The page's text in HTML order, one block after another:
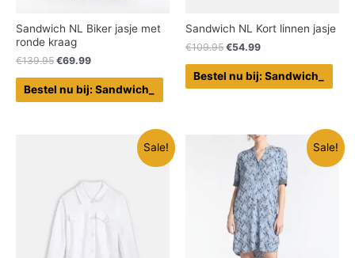
Sandwich NL Biker jasje met
ronde kraag
€139.95 €69.99
Bestel nu bij: Sandwich_
Sandwich NL Kort linnen jasje
€109.95 €54.99
Bestel nu bij: Sandwich_
Sale! Sale!